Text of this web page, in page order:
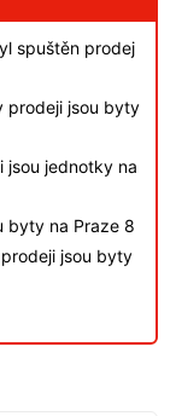
spuštěn prodej
prodeji jsou byty
jsou jednotky na
byty na Praze 8
jsou byty